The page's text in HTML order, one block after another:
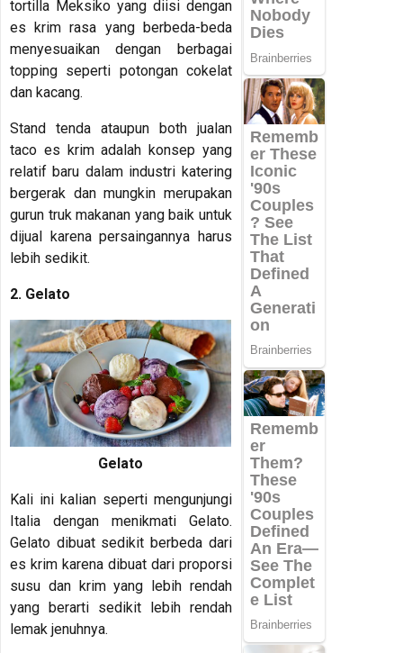
tortilla Meksiko yang diisi dengan
es krim rasa yang berbeda-beda
menyesuaikan dengan berbagai
topping seperti potongan cokelat
dan kacang.
Stand tenda ataupun both jualan
taco es krim adalah konsep yang
relatif baru dalam industri katering
bergerak dan mungkin merupakan
gurun truk makanan yang baik untuk
dijual karena persaingannya harus
lebih sedikit.
2. Gelato
Gelato
Kali ini kalian seperti mengunjungi
Italia dengan menikmati Gelato.
Gelato dibuat sedikit berbeda dari
es krim karena dibuat dari proporsi
susu dan krim yang lebih rendah
yang berarti sedikit lebih rendah
lemak jenuhnya.